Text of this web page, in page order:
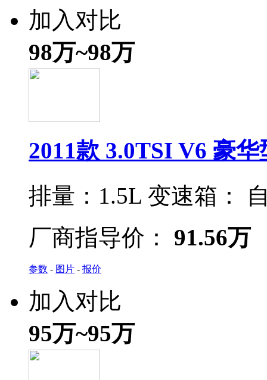
加入对比
98万~98万
2011款 3.0TSI V6 豪华
排量： 1.5L 变速箱：
厂商指导价：
91.56万
参数 - 图片 - 报价
加入对比
95万~95万